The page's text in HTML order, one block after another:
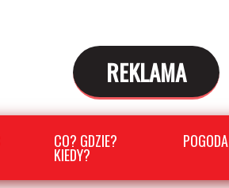
REKLAMA
CO? GDZIE?
KIEDY?
POGODA